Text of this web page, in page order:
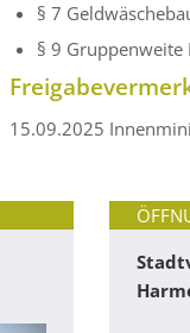
§ 7
§ 9 Gruppenweite
15.09.2025